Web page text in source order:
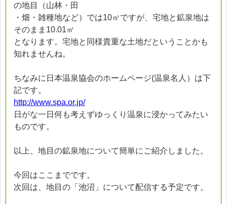
の地目（山林・田
・畑・雑種地など）では10㎡ですが、宅地と鉱泉地は
そのまま10.01㎡
となります。宅地と同様貴重な土地だということかも
知れませんね。
ちなみに日本温泉協会のホームページ(温泉名人）は下
記です。
http://www.spa.or.jp/
日がな一日何も考えずゆっくり温泉に浸かってみたい
ものです。
以上、地目の鉱泉地について簡単にご紹介しました。
今回はここまでです。
次回は、地目の「池沼」について配信する予定です。